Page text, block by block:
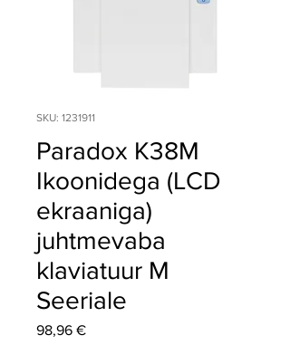
SKU: 1231911
Paradox K38M
Ikoonidega (LCD
ekraaniga)
juhtmevaba
klaviatuur M
Seeriale
98,96 €Price